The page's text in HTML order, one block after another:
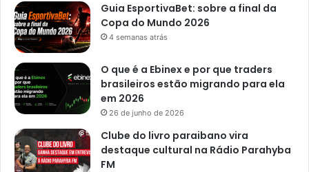
Guia EsportivaBet: sobre a final da
Copa do Mundo 2026
4 semanas atrás
O que é a Ebinex e por que traders
brasileiros estão migrando para ela
em 2026
26 de junho de 2026
Clube do livro paraibano vira
destaque cultural na Rádio Parahyba
FM